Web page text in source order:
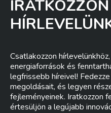
Csatlakozzon
energiaforrások és
legfrissebb híreivel!
megoldásait, és legyen
fejleményeinek. Iratkozzon
értesüljön a legújabb